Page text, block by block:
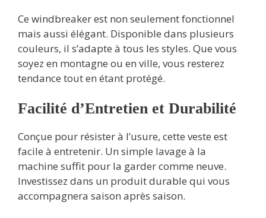
Ce windbreaker est non seulement fonctionnel
mais aussi élégant. Disponible dans plusieurs
couleurs, il s’adapte à tous les styles. Que vous
soyez en montagne ou en ville, vous resterez
tendance tout en étant protégé.
Facilité d’Entretien et Durabilité
Conçue pour résister à l’usure, cette veste est
facile à entretenir. Un simple lavage à la
machine suffit pour la garder comme neuve.
Investissez dans un produit durable qui vous
accompagnera saison après saison.